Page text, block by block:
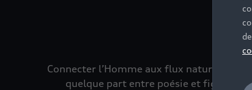
Connecter l’Homme aux flux naturels,
quelque part entre poésie et